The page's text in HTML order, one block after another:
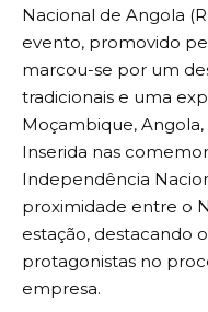
Nacional de Angola
evento, promovido
marcou-se por um
tradicionais e uma
Moçambique,
Inserida nas
Independência
proximidade entre o
estação, destacando
protagonistas no
empresa.